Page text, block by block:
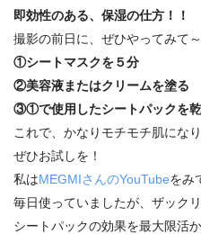
即効性のある、保湿の仕方！！
撮影の前日に、ぜひやってみて
①シートマスクを５分
②美容液またはクリームを塗る
③①で使用したシートパックを
これで、かなりモチモチ肌にな
ぜひお試しを！
私はMEGMIさんのYouTubeをみ
毎日使っていましたが、ザック
シートパックの効果を最大限活